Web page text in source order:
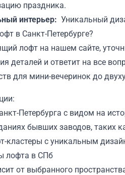
праздника.
интерьер: Уникальный
в Санкт-Петербурге?
лофт на нашем сайте,
деталей и ответит на все
для мини-вечеринок до
Петербурга с видом на
бывших заводов, таких
кластеры с уникальным
лофта в СПб
от выбранного